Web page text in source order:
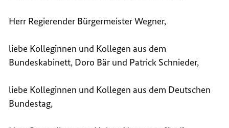
Herr Regierender Bürgermeister Wegner,
liebe Kolleginnen und Kollegen aus dem
Bundeskabinett, Doro Bär und Patrick Schnieder,
liebe Kolleginnen und Kollegen aus dem Deutschen
Bundestag,